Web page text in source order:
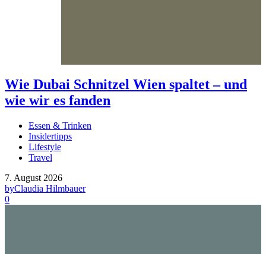
Wie Dubai Schnitzel Wien spaltet – und
wie wir es fanden
Essen & Trinken
Insidertipps
Lifestyle
Travel
7. August 2026
byClaudia Hilmbauer
0